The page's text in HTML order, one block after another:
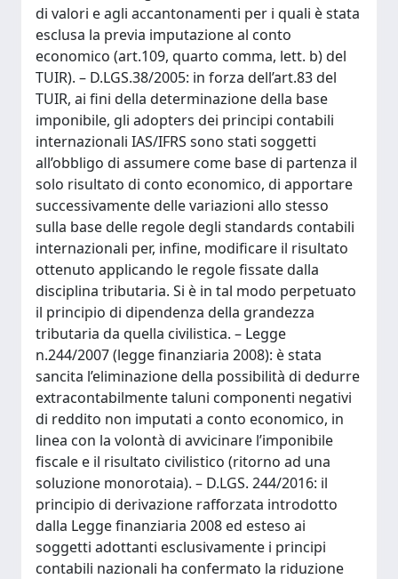
di valori e agli accantonamenti per i quali è stata
esclusa la previa imputazione al conto
economico (art.109, quarto comma, lett. b) del
TUIR). – D.LGS.38/2005: in forza dell’art.83 del
TUIR, ai fini della determinazione della base
imponibile, gli adopters dei principi contabili
internazionali IAS/IFRS sono stati soggetti
all’obbligo di assumere come base di partenza il
solo risultato di conto economico, di apportare
successivamente delle variazioni allo stesso
sulla base delle regole degli standards contabili
internazionali per, infine, modificare il risultato
ottenuto applicando le regole fissate dalla
disciplina tributaria. Si è in tal modo perpetuato
il principio di dipendenza della grandezza
tributaria da quella civilistica. – Legge
n.244/2007 (legge finanziaria 2008): è stata
sancita l’eliminazione della possibilità di dedurre
extracontabilmente taluni componenti negativi
di reddito non imputati a conto economico, in
linea con la volontà di avvicinare l’imponibile
fiscale e il risultato civilistico (ritorno ad una
soluzione monorotaia). – D.LGS. 244/2016: il
principio di derivazione rafforzata introdotto
dalla Legge finanziaria 2008 ed esteso ai
soggetti adottanti esclusivamente i principi
contabili nazionali ha confermato la riduzione